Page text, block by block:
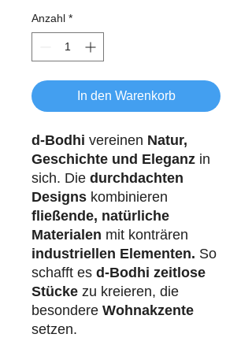
Anzahl *
In den Warenkorb
d-Bodhi vereinen Natur,
Geschichte und Eleganz in
sich. Die durchdachten
Designs kombinieren
fließende, natürliche
Materialen mit konträren
industriellen Elementen. So
schafft es d-Bodhi zeitlose
Stücke zu kreieren, die
besondere Wohnakzente
setzen.